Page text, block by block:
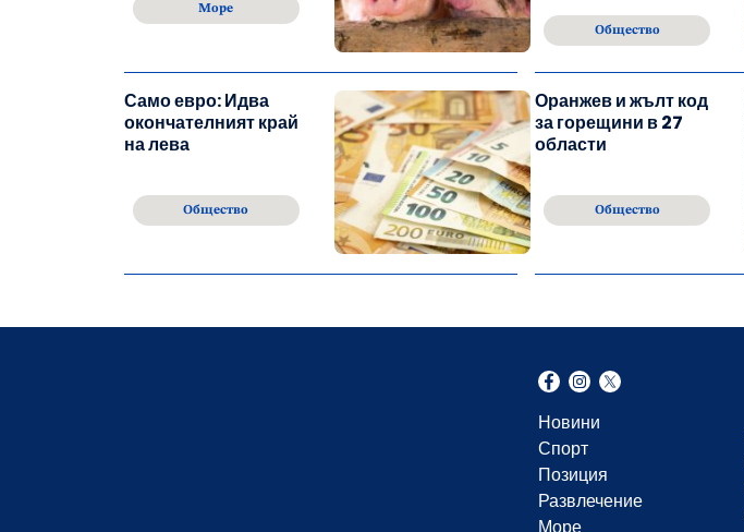
Море
Общество
Само евро: Идва
окончателният край
на лева
Общество
Оранжев и жълт код
за горещини в 27
области
Общество
Новини
Спорт
Позиция
Развлечение
Море